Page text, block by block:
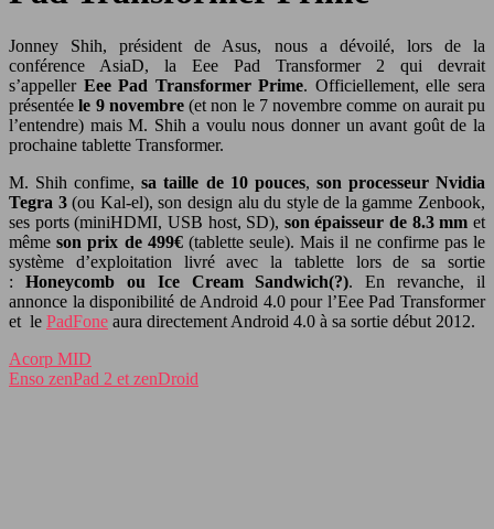
Jonney Shih, président de Asus, nous a dévoilé, lors de la
conférence AsiaD, la Eee Pad Transformer 2 qui devrait
s’appeller Eee Pad Transformer Prime. Officiellement, elle sera
présentéele 9 novembre(et non le 7 novembre comme on aurait pu
l’entendre) mais M. Shih a voulu nous donner un avant goût de la
prochaine tablette Transformer.
M. Shih confime,sa taille de 10 pouces, son processeur Nvidia
Tegra 3(ou Kal-el), son design alu du style de la gamme Zenbook,
ses ports (miniHDMI, USB host, SD), son épaisseur de 8.3 mmet
même son prix de 499€(tablette seule). Mais il ne confirme pas le
système d’exploitation livré avec la tablette lors de sa sortie
: Honeycomb ou Ice Cream Sandwich(?). En revanche, il
annonce la disponibilité de Android 4.0 pour l’Eee Pad Transformer
et le PadFone aura directement Android 4.0 à sa sortie début 2012.
Acorp MID
Enso zenPad 2 et zenDroid